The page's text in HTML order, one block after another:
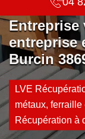
Entreprise
entreprise
Burcin
LVE
métaux,
Récupération à